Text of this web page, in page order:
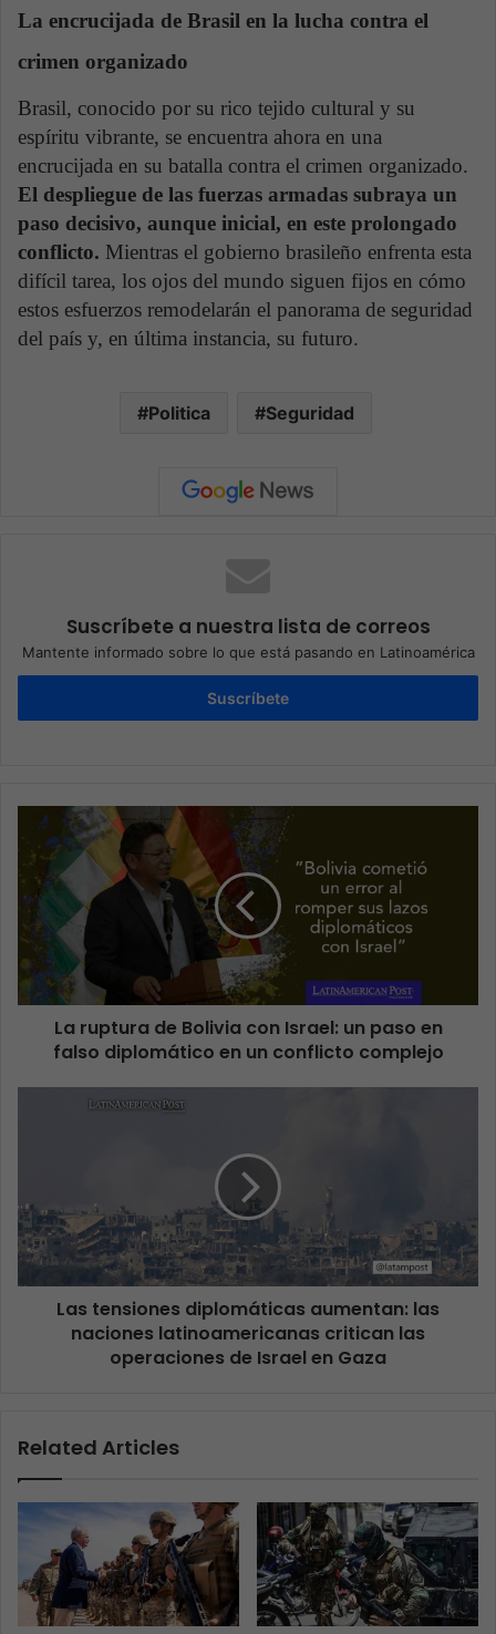
La encrucijada de Brasil en la lucha contra el
crimen organizado
Brasil, conocido por su rico tejido cultural y su
espíritu vibrante, se encuentra ahora en una
encrucijada en su batalla contra el crimen organizado.
El despliegue de las fuerzas armadas subraya un
paso decisivo, aunque inicial, en este prolongado
conflicto. Mientras el gobierno brasileño enfrenta esta
difícil tarea, los ojos del mundo siguen fijos en cómo
estos esfuerzos remodelarán el panorama de seguridad
del país y, en última instancia, su futuro.
Politica Seguridad
Suscríbete a nuestra lista de correos
Mantente informado sobre lo que está pasando en Latinoamérica
Suscríbete
La ruptura de Bolivia con Israel: un paso en
falso diplomático en un conflicto complejo
Las tensiones diplomáticas aumentan: las
naciones latinoamericanas critican las
operaciones de Israel en Gaza
Related Articles